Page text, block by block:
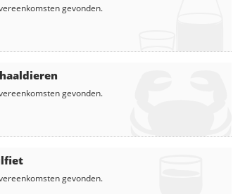
gevonden.
gevonden.
gevonden.